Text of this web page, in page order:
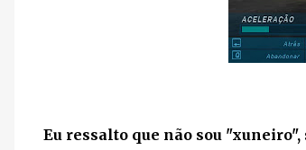
Eu ressalto que não sou